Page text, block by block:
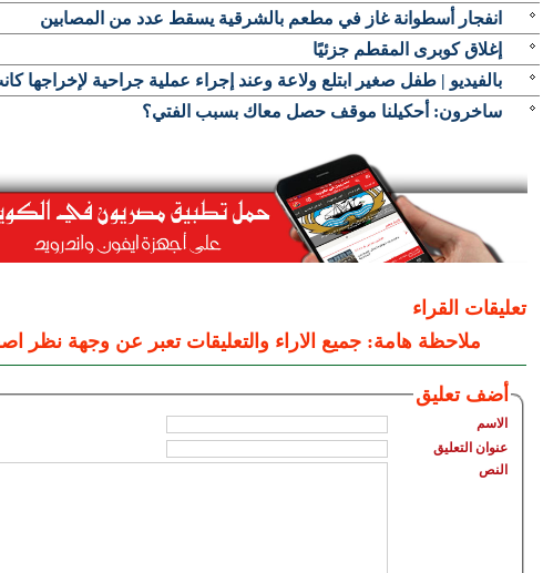
انفجار أسطوانة غاز في مطعم بالشرقية يسقط عدد من المصابين
إغلاق كوبرى المقطم جزئيًا
بالفيديو | طفل صغير ابتلع ولاعة وعند إجراء عملية جراحية لإخراجها
ساخرون: أحكيلنا موقف حصل معاك بسبب الفتي؟
تعليقات القراء
ملاحظة هامة: جميع الاراء والتعليقات تعبر عن وجهة نظر
أضف تعليق
الاسم
عنوان التعليق
النص